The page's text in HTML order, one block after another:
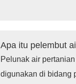
Apa itu pelembut
Pelunak air
digunakan di bidang